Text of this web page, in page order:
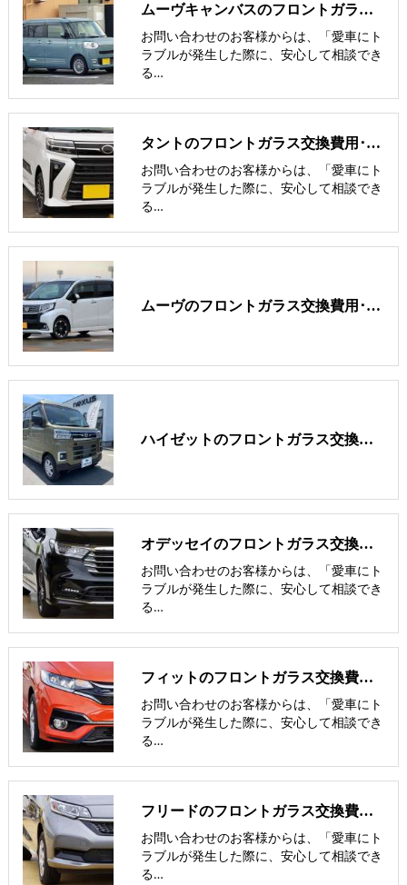
ムーヴキャンバスのフロントガラス交換費用･飛び石修理費用･低価格ガラス
お問い合わせのお客様からは、「愛車にト
ラブルが発生した際に、安心して相談でき
る…
タントのフロントガラス交換費用･飛び石修理費用･低価格ガラス紹介
お問い合わせのお客様からは、「愛車にト
ラブルが発生した際に、安心して相談でき
る…
ムーヴのフロントガラス交換費用･飛び石修理費用･低価格ガラス紹介
ハイゼットのフロントガラス交換費用･飛び石修理費用･低価格ガラス
オデッセイのフロントガラス交換費用･飛び石修理費用･低価格ガラス紹介
お問い合わせのお客様からは、「愛車にト
ラブルが発生した際に、安心して相談でき
る…
フィットのフロントガラス交換費用･飛び石修理費用･低価格ガラス紹介
お問い合わせのお客様からは、「愛車にト
ラブルが発生した際に、安心して相談でき
る…
フリードのフロントガラス交換費用･飛び石修理費用･低価格ガラス紹介
お問い合わせのお客様からは、「愛車にト
ラブルが発生した際に、安心して相談でき
る…